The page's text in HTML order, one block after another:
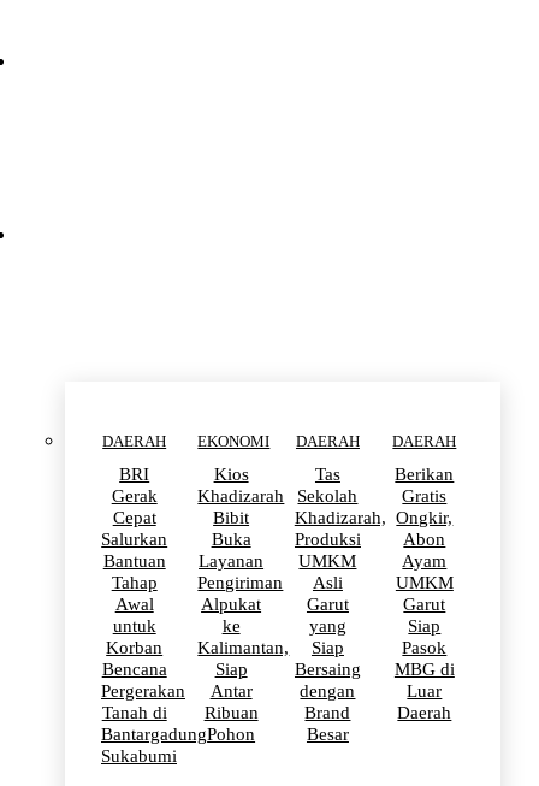
DAERAH
BRI
Gerak
Cepat
Salurkan
Bantuan
Tahap
Awal
untuk
Korban
Bencana
Pergerakan
Tanah di
Bantargadung
Sukabumi
EKONOMI
Kios
Khadizarah
Bibit
Buka
Layanan
Pengiriman
Alpukat
ke
Kalimantan,
Siap
Antar
Ribuan
Pohon
DAERAH
Tas
Sekolah
Khadizarah,
Produksi
UMKM
Asli
Garut
yang
Siap
Bersaing
dengan
Brand
Besar
DAERAH
Berikan
Gratis
Ongkir,
Abon
Ayam
UMKM
Garut
Siap
Pasok
MBG di
Luar
Daerah